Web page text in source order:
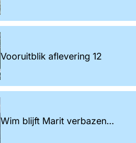
Vooruitblik aflevering 12
Wim blijft Marit verbazen...